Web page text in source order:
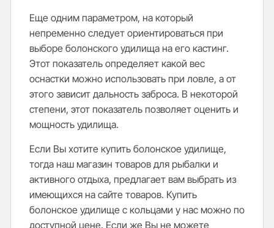
Еще одним параметром, на который
непременно следует ориентироваться при
выборе болонского удилища на его кастинг.
Этот показатель определяет какой вес
оснастки можно использовать при ловле, а от
этого зависит дальность заброса. В некоторой
степени, этот показатель позволяет оценить и
мощность удилища.
Если Вы хотите купить болонское удилище,
тогда наш магазин товаров для рыбалки и
активного отдыха, предлагает вам выбрать из
имеющихся на сайте товаров. Купить
болонское удилище с кольцами у нас можно по
доступной цене. Если же Вы не можете